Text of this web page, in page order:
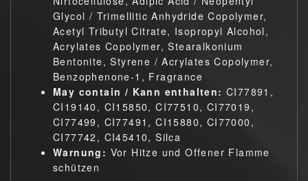
Glycol / Trimellitic Anhydride Copolymer,
Acetyl Tributyl Citrate, Isopropyl Alcohol,
Acrylates Copolymer, Stearalkonium
Bentonite, Styrene / Acrylates Copolymer,
Benzophenone-1, Fragrance
May contain / Kann enthalten: CI77891,
CI19140, CI15850, CI77510, CI77019,
CI77499, CI77491, CI15880, CI77000,
CI77742, CI45410, Silca
Warnung: Vor Hitze und Offener Flamme
schützen